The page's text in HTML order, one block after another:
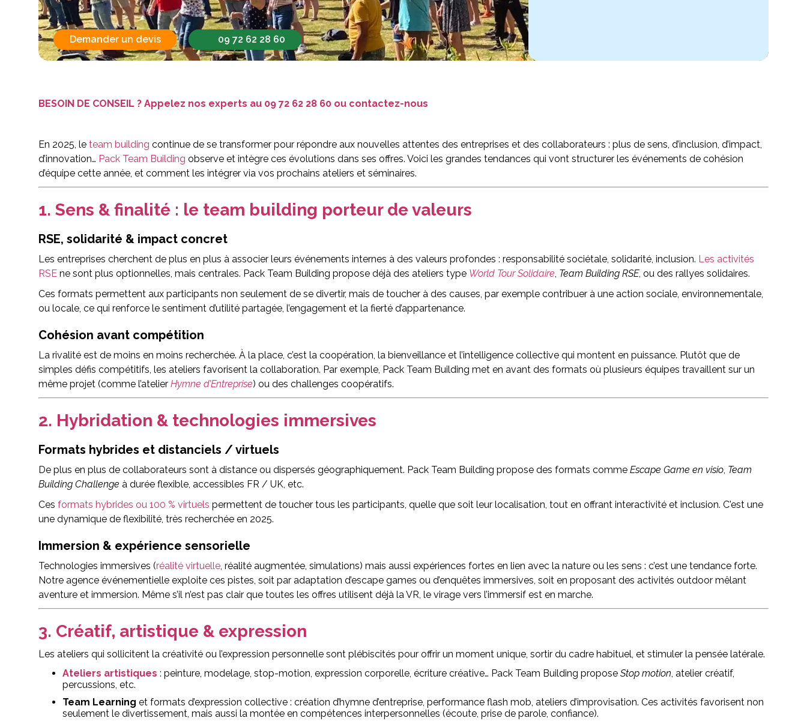
Demander un devis 09 72 62 28 60
BESOIN DE CONSEIL ? Appelez nos experts au 09 72 62 28 60 ou contactez-nous
En 2025, le team building continue de se transformer pour répondre aux nouvelles attentes des entreprises et des collaborateurs : plus de sens, d’inclusion, d’impact,
d’innovation… Pack Team Building observe et intègre ces évolutions dans ses offres. Voici les grandes tendances qui vont structurer les événements de cohésion
d’équipe cette année, et comment les intégrer via vos prochains ateliers et séminaires.
1. Sens & finalité : le team building porteur de valeurs
RSE, solidarité & impact concret
Les entreprises cherchent de plus en plus à associer leurs événements internes à des valeurs profondes : responsabilité sociétale, solidarité, inclusion. Les activités
RSE ne sont plus optionnelles, mais centrales. Pack Team Building propose déjà des ateliers type World Tour Solidaire, Team Building RSE, ou des rallyes solidaires.
Ces formats permettent aux participants non seulement de se divertir, mais de toucher à des causes, par exemple contribuer à une action sociale, environnementale,
ou locale, ce qui renforce le sentiment d’utilité partagée, l’engagement et la fierté d’appartenance.
Cohésion avant compétition
La rivalité est de moins en moins recherchée. À la place, c’est la coopération, la bienveillance et l’intelligence collective qui montent en puissance. Plutôt que de
simples défis compétitifs, les ateliers favorisent la collaboration. Par exemple, Pack Team Building met en avant des formats où plusieurs équipes travaillent sur un
même projet (comme l’atelier Hymne d’Entreprise) ou des challenges coopératifs.
2. Hybridation & technologies immersives
Formats hybrides et distanciels / virtuels
De plus en plus de collaborateurs sont à distance ou dispersés géographiquement. Pack Team Building propose des formats comme Escape Game en visio, Team
Building Challenge à durée flexible, accessibles FR / UK, etc.
Ces formats hybrides ou 100 % virtuels permettent de toucher tous les participants, quelle que soit leur localisation, tout en offrant interactivité et inclusion. C'est une
une dynamique de flexibilité, très recherchée en 2025.
Immersion & expérience sensorielle
Technologies immersives (réalité virtuelle, réalité augmentée, simulations) mais aussi expériences fortes en lien avec la nature ou les sens : c’est une tendance forte.
Notre agence événementielle exploite ces pistes, soit par adaptation d’escape games ou d’enquêtes immersives, soit en proposant des activités outdoor mêlant
aventure et immersion. Même s’il n’est pas clair que toutes les offres utilisent déjà la VR, le virage vers l’immersif est en marche.
3. Créatif, artistique & expression
Les ateliers qui sollicitent la créativité ou l’expression personnelle sont plébiscités pour offrir un moment unique, sortir du cadre habituel, et stimuler la pensée latérale.
Ateliers artistiques : peinture, modelage, stop-motion, expression corporelle, écriture créative… Pack Team Building propose Stop motion, atelier créatif,
percussions, etc.
Team Learning et formats d’expression collective : création d’hymne d’entreprise, performance flash mob, ateliers d’improvisation. Ces activités favorisent non
seulement le divertissement, mais aussi la montée en compétences interpersonnelles (écoute, prise de parole, confiance).